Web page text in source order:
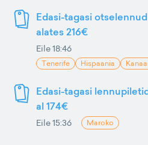
Edasi-tagasi
alates 216€
Eile 18:46
Tenerife Hispaania
Edasi-tagasi
al 174€
Eile 15:36 Maroko